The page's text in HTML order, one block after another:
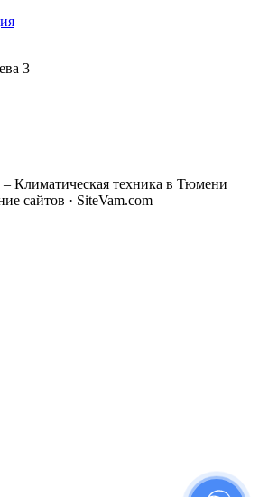
3
Климатическая техника в Тюмени
сайтов · SiteVam.com